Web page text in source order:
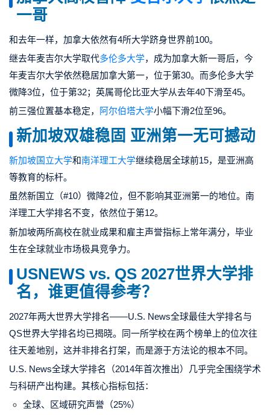
一哥
和去年一样， 加拿大依然有4所大学跻身世界前100。
继去年麦吉尔大学取代多伦多大学，成为加拿大新一哥后， 今
年麦吉尔大学依然稳居加拿大第一，位于第30。而多伦多大学
微降3位，位于第32；英属哥伦比亚大学从去年40下滑至45。
前三强位置基本稳定，
阿尔伯塔大学小幅下滑2位至96。
新加坡双雄稳固 亚洲第一无可撼动
新加坡国立大学和南洋理工大学继续稳居全球前15，是亚洲高
等教育的标杆。
虽然新国立（#10）微降2位，但不影响其亚洲第一的地位。 南
洋理工大学排名不变，依然位于第12。
新加坡两所高校在就业成果和雇主声誉指标上常年满分，毕业
生在全球就业市场极具竞争力。
USNEWS vs. QS 2027世界大学排
名，谁更值得参考？
2027年两大世界大学排名——U.S. News全球最佳大学排名与
QS世界大学排名均已揭晓。同一所学校在两个榜单上的位次往
往天差地别，这并非排名打架，而是源于方法论的根本不同。
U.S. News全球大学排名（2014年首次推出）几乎完全围绕学术
与科研产出构建。其核心指标包括：
全球、区域研究声誉（25%）